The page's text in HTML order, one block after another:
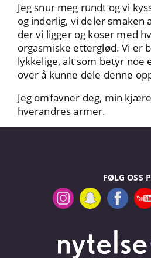
Jeg snur meg rundt og vi
og inderlig, vi deler smaken
der vi ligger og koser med
orgasmiske etterglød. Vi er
lykkelige, alt som betyr noe
over å kunne dele denne
Jeg omfavner deg, min
hverandres armer.
FØLG OSS